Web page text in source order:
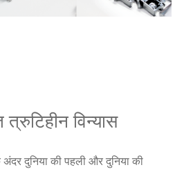
त्रुटिहीन विन्यास
दुनिया की पहली और दुनिया की